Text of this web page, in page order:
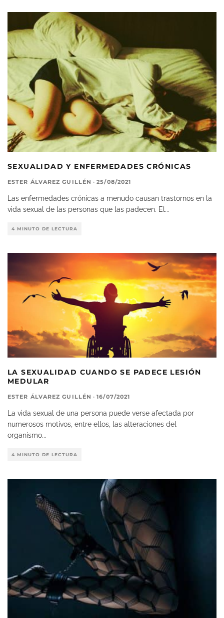
SEXUALIDAD Y ENFERMEDADES CRÓNICAS
ESTER ÁLVAREZ GUILLÉN · 25/08/2021
Las enfermedades crónicas a menudo causan trastornos en la
vida sexual de las personas que las padecen. El ...
4 MINUTO DE LECTURA
LA SEXUALIDAD CUANDO SE PADECE LESIÓN
MEDULAR
ESTER ÁLVAREZ GUILLÉN · 16/07/2021
La vida sexual de una persona puede verse afectada por
numerosos motivos, entre ellos, las alteraciones del
organismo...
4 MINUTO DE LECTURA